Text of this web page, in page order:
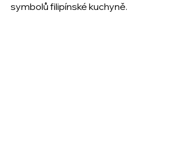
symbolů filipínské kuchyně.